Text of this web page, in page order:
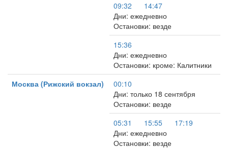
09:32
14:47
Дни: ежедневно
Остановки: везде
15:36
Дни: ежедневно
Остановки: кроме: Калитники
Москва (Рижский вокзал)
00:10
Дни: только 18 сентября
Остановки: везде
05:31
15:55
17:19
Дни: ежедневно
Остановки: везде